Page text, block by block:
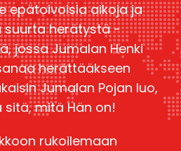
epätoivoisia aikoja ja
herätystä -
jossa Jumalan Henki
herättääkseen
Jumalan Pojan luo,
sitä, mitä Hän on!
rukoilemaan